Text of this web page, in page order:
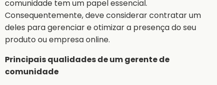
comunidade tem um papel essencial.
Consequentemente, deve considerar contratar um
deles para gerenciar e otimizar a presença do seu
produto ou empresa online.
Principais qualidades de um gerente de
comunidade